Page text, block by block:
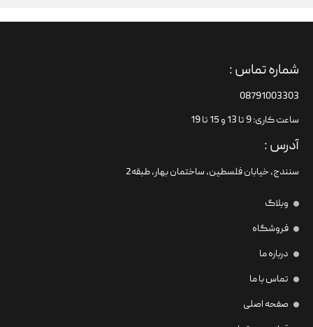
شماره تماس :
08791003303
ساعت کاری: 9 تا 13 و 15 تا 19
آدرس :
سنندج، خیابان فلسطین،‌ ساختمان بهار، طبقه2
وبلاگ
فروشگاه
درباره ما
تماس با ما
صفحه اصلی